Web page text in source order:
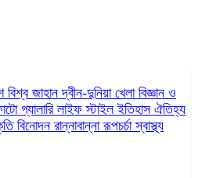
বিশ্ব জাহানদ্বীন-দুনিয়া খেলা বিজ্ঞান ও
গ্যালারিলাইফ স্টাইলইতিহাস ঐতিহ্য
বিনোদন রান্নাবান্নারূপচর্চাস্বাস্থ্য